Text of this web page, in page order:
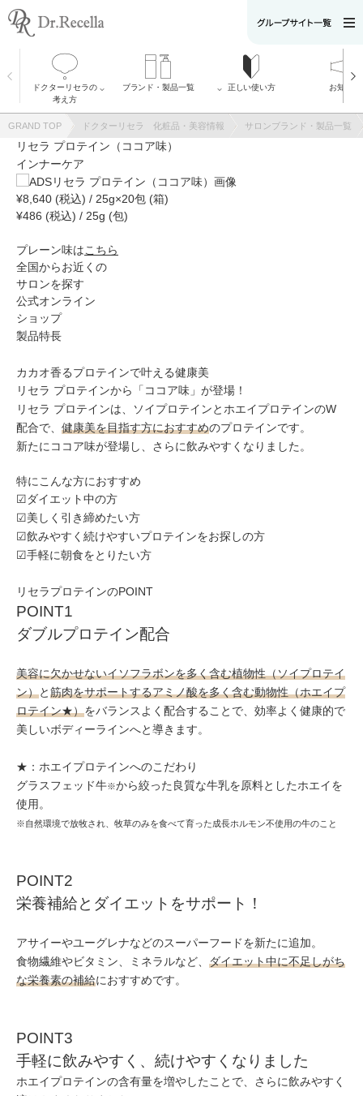
ドクターリセラの
考え方
ドクターリセラ
の考え方
α Gri-X（アルフ
ァグリックス）
について
メッセージ
開発者の想い
ピュアモイスチ
ャーソープ
大切な［水］へ
のこだわり
ス
SDGsに関する取
り組み
リセラエステテ
ィックアワード
ブランド・製品一覧
Recella Diva
リボディー・プ
ロ
AQUA VENUS
ACLESS
りせらのしずく
VI PLANTE
正しい使い方 お知らせ
GRAND TOP ドクターリセラ 化粧品・美容情報 サロンブランド・製品一覧
リセラ プロテイン（ココア味）
インナーケア
¥8,640 (税込) / 25g×20包 (箱)
¥486 (税込) / 25g (包)
プレーン味はこちら
全国からお近くの
サロンを探す
公式オンライン
ショップ
製品特長
カカオ香るプロテインで叶える健康美
リセラ プロテインから「ココア味」が登場！
リセラ プロテインは、ソイプロテインとホエイプロテインのW
配合で、 健康美を目指す方におすすめのプロテインです。
新たにココア味が登場し、さらに飲みやすくなりました。
特にこんな方におすすめ
☑ダイエット中の方
☑美しく引き締めたい方
☑飲みやすく続けやすいプロテインをお探しの方
☑手軽に朝食をとりたい方
リセラプロテインのPOINT
POINT1
ダブルプロテイン配合
美容に欠かせないイソフラボンを多く含む植物性（ソイプロテイ
ン）と筋肉をサポートするアミノ酸を多く含む動物性（ホエイプ
ロテイン★）をバランスよく配合することで、効率よく健康的で
美しいボディーラインへと導きます。
★：ホエイプロテインへのこだわり
グラスフェッド牛※から絞った良質な牛乳を原料としたホエイを
使用。
※自然環境で放牧され、牧草のみを食べて育った成長ホルモン不使用の牛のこと
POINT2
栄養補給とダイエットをサポート！
アサイーやユーグレナなどのスーパーフードを新たに追加。
食物繊維やビタミン、ミネラルなど、 ダイエット中に不足しがち
な栄養素の補給におすすめです。
POINT3
手軽に飲みやすく、続けやすくなりました
ホエイプロテインの含有量を増やしたことで、さらに飲みやすく